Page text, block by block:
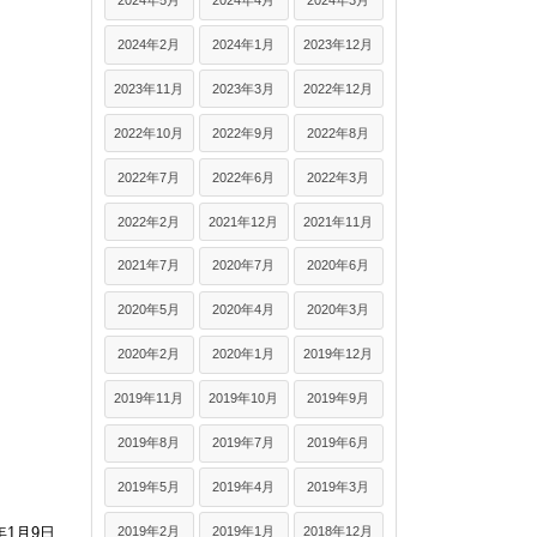
1月9日
2024年2月 2024年1月 2023年12月
2023年11月 2023年3月 2022年12月
2022年10月 2022年9月 2022年8月
2022年7月 2022年6月 2022年3月
2022年2月 2021年12月 2021年11月
2021年7月 2020年7月 2020年6月
2020年5月 2020年4月 2020年3月
2020年2月 2020年1月 2019年12月
2019年11月 2019年10月 2019年9月
2019年8月 2019年7月 2019年6月
2019年5月 2019年4月 2019年3月
2019年2月 2019年1月 2018年12月